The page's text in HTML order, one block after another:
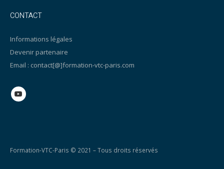
CONTACT
Informations légales
Devenir partenaire
Email : contact[@]formation-vtc-paris.com
Formation-VTC-Paris © 2021 – Tous droits réservés